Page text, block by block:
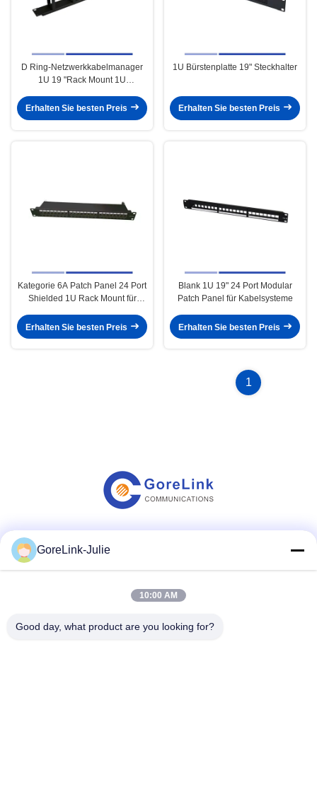
D Ring-Netzwerkkabelmanager
1U 19 "Rack Mount 1U
Erhalten Sie besten Preis
1U Bürstenplatte 19" Steckhalter
Erhalten Sie besten Preis
Kategorie 6A Patch Panel 24 Port
Shielded 1U Rack Mount für
Erhalten Sie besten Preis
Blank 1U 19" 24 Port Modular
Patch Panel für Kabelsysteme
Erhalten Sie besten Preis
1
GoreLink-Julie
10:00 AM
Good day, what product are you looking for?